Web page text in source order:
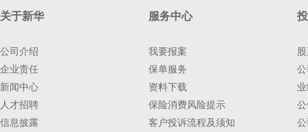
关于新华
公司介绍
企业责任
新闻中心
人才招聘
信息披露
服务中心
我要报案
保单服务
资料下载
保险消费风险提示
客户投诉流程及须知